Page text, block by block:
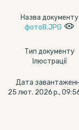
Назва документу
фото8.JPG
Тип документу
Ілюстрації
Дата
25 лют. 2026 р.,